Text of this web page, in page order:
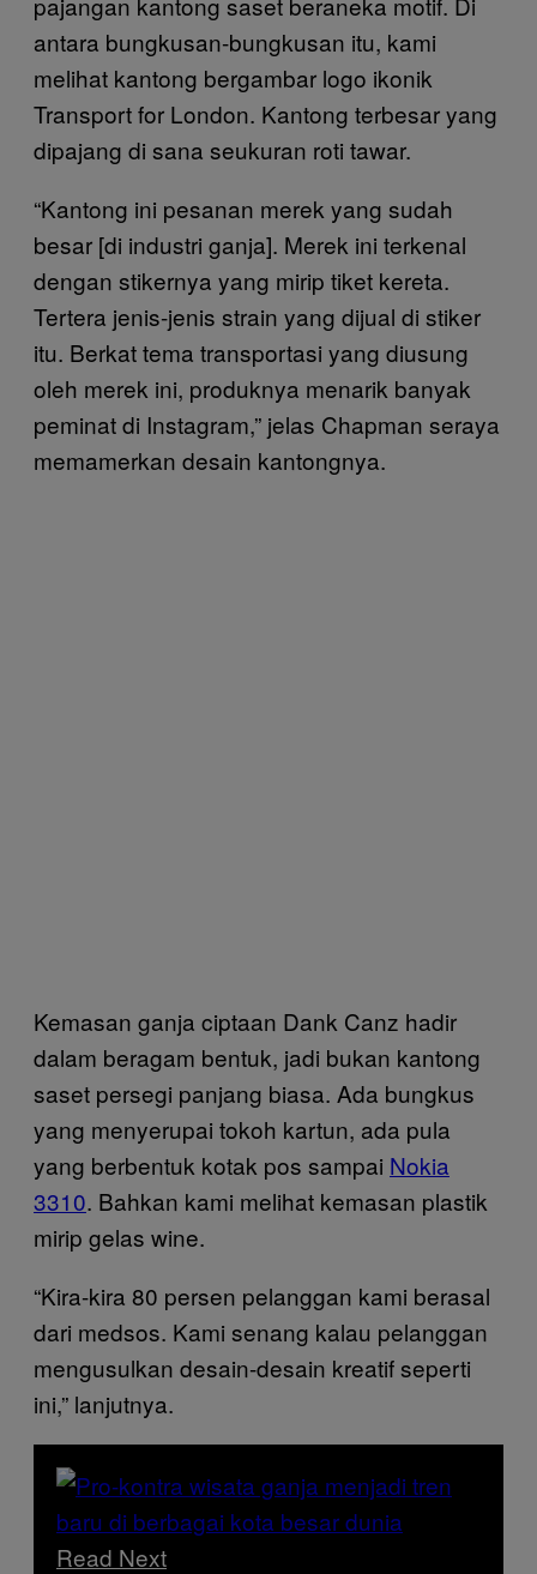
antara bungkusan-bungkusan itu, kami
melihat kantong bergambar logo ikonik
Transport for London. Kantong terbesar yang
dipajang di sana seukuran roti tawar.
“Kantong ini pesanan merek yang sudah
besar [di industri ganja]. Merek ini terkenal
dengan stikernya yang mirip tiket kereta.
Tertera jenis-jenis strain yang dijual di stiker
itu. Berkat tema transportasi yang diusung
oleh merek ini, produknya menarik banyak
peminat di Instagram,” jelas Chapman seraya
memamerkan desain kantongnya.
Kemasan ganja ciptaan Dank Canz hadir
dalam beragam bentuk, jadi bukan kantong
saset persegi panjang biasa. Ada bungkus
yang menyerupai tokoh kartun, ada pula
yang berbentuk kotak pos sampai Nokia
3310. Bahkan kami melihat kemasan plastik
mirip gelas wine.
“Kira-kira 80 persen pelanggan kami berasal
dari medsos. Kami senang kalau pelanggan
mengusulkan desain-desain kreatif seperti
ini,” lanjutnya.
Read Next